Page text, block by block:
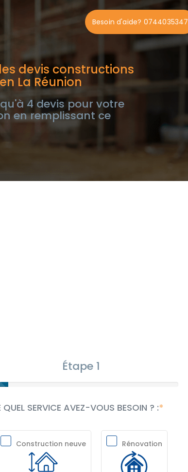
Besoin d'aide? 0744035347
devis constructions
La Réunion
4 devis pour votre
en remplissant ce
Étape 1
QUEL SERVICE AVEZ-VOUS BESOIN ? :
Construction neuve Rénovation